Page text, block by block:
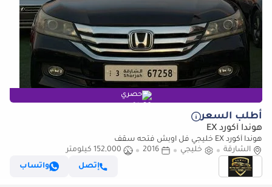
حصري
أطلب السعر
هوندا أكورد EX
هوندا أكورد EX خليجي فل اوبش فتحه سقف
الشارقة
خليجي 2016
152,000 كيلومتر
إتصل
واتساب